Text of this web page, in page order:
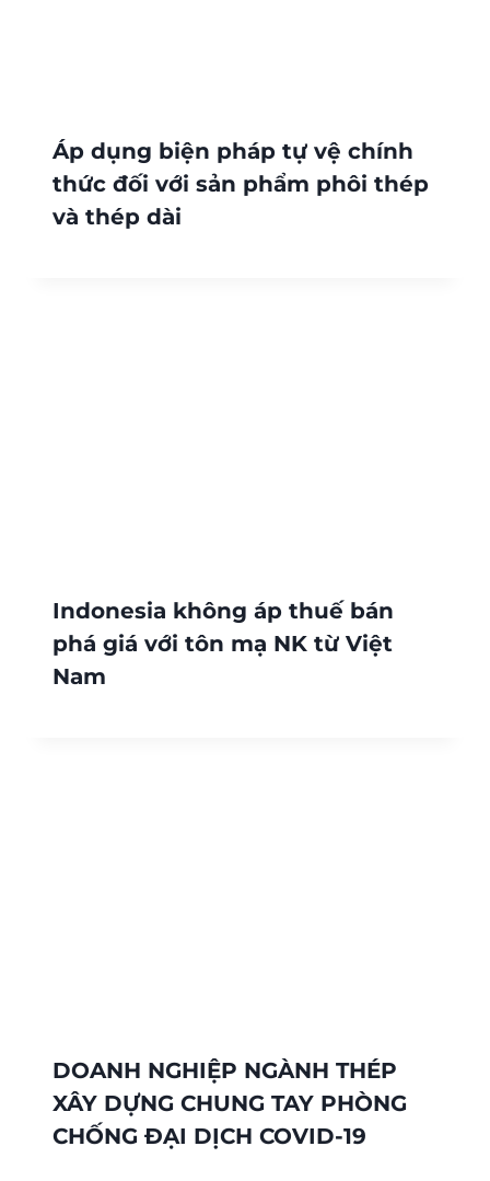
Áp dụng biện pháp tự vệ chính
thức đối với sản phẩm phôi thép
và thép dài
Indonesia không áp thuế bán
phá giá với tôn mạ NK từ Việt
Nam
DOANH NGHIỆP NGÀNH THÉP
XÂY DỰNG CHUNG TAY PHÒNG
CHỐNG ĐẠI DỊCH COVID-19